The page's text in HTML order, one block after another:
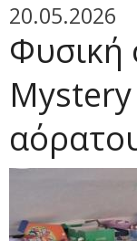
20.05.2026
Φυσική